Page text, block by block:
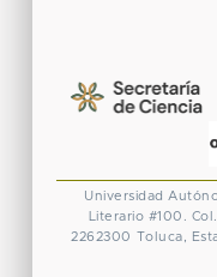
Universidad
Literario #100.
2262300 Toluca,